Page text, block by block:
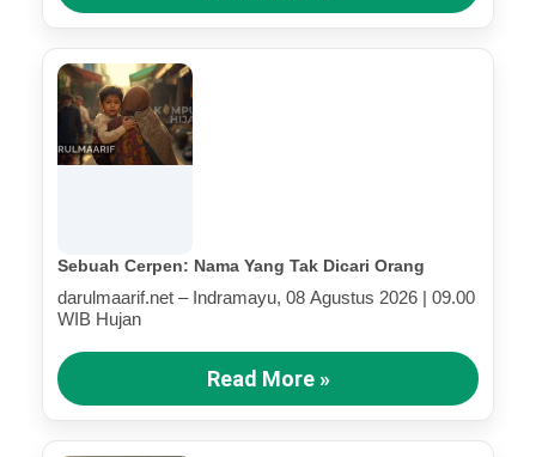
Sebuah Cerpen: Nama Yang Tak Dicari Orang
darulmaarif.net – Indramayu, 08 Agustus 2026 | 09.00
WIB Hujan
Read More »